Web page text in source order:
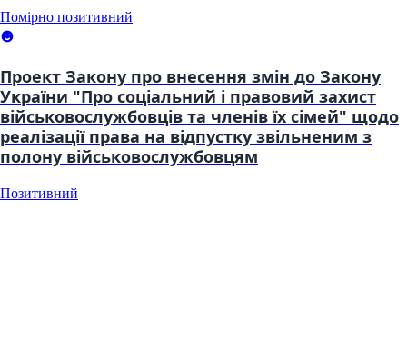
Помірно позитивний
Проект Закону про внесення змін до Закону
України "Про соціальний і правовий захист
військовослужбовців та членів їх сімей" щодо
реалізації права на відпустку звільненим з
полону військовослужбовцям
Позитивний